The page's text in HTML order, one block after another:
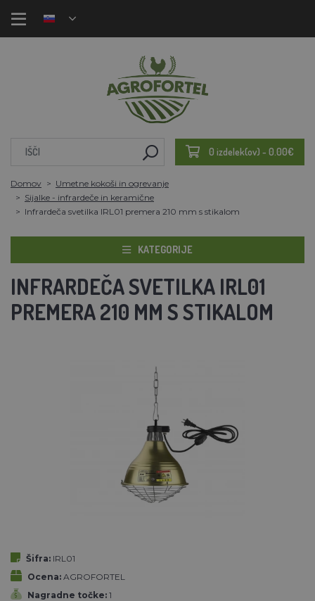
0 izdelek(ov) - 0.00€
Domov
Umetne kokoši in ogrevanje
Sijalke - infrardeče in keramične
Infrardeča svetilka IRL01 premera 210 mm s stikalom
KATEGORIJE
INFRARDEČA SVETILKA IRL01
PREMERA 210 MM S STIKALOM
Šifra: IRL01
Ocena: AGROFORTEL
Nagradne točke: 1